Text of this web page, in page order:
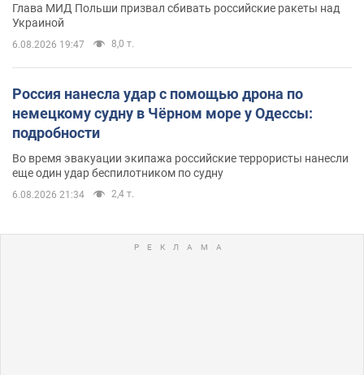
Глава МИД Польши призвал сбивать российские ракеты над
Украиной
6.08.2026 19:47 8,0 т.
Россия нанесла удар с помощью дрона по
немецкому судну в Чёрном море у Одессы:
подробности
Во время эвакуации экипажа российские террористы нанесли
еще один удар беспилотником по судну
6.08.2026 21:34 2,4 т.